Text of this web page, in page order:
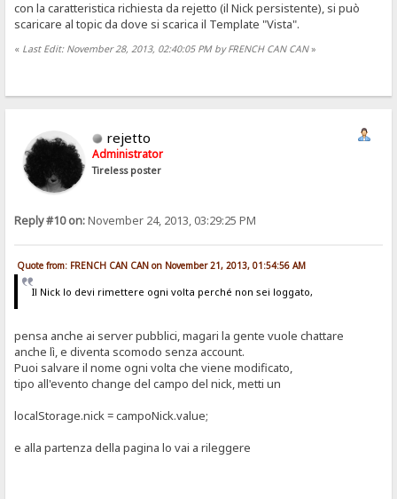
con la caratteristica richiesta da rejetto (il Nick persistente), si può
scaricare al topic da dove si scarica il Template "Vista".
« Last Edit: November 28, 2013, 02:40:05 PM by FRENCH CAN CAN»
rejetto
Administrator
Tireless poster
Reply #10 on:November 24, 2013, 03:29:25 PM
Quote from: FRENCH CAN CAN on November 21, 2013, 01:54:56 AM
Il Nick lo devi rimettere ogni volta perché non sei loggato,
pensa anche ai server pubblici, magari la gente vuole chattare
anche lì, e diventa scomodo senza account.
Puoi salvare il nome ogni volta che viene modificato,
tipo all'evento change del campo del nick, metti un
localStorage.nick = campoNick.value;
e alla partenza della pagina lo vai a rileggere